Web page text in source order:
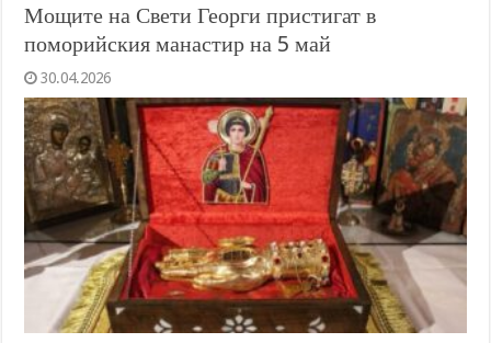
Мощите на Свети Георги пристигат в
поморийския манастир на 5 май
30.04.2026